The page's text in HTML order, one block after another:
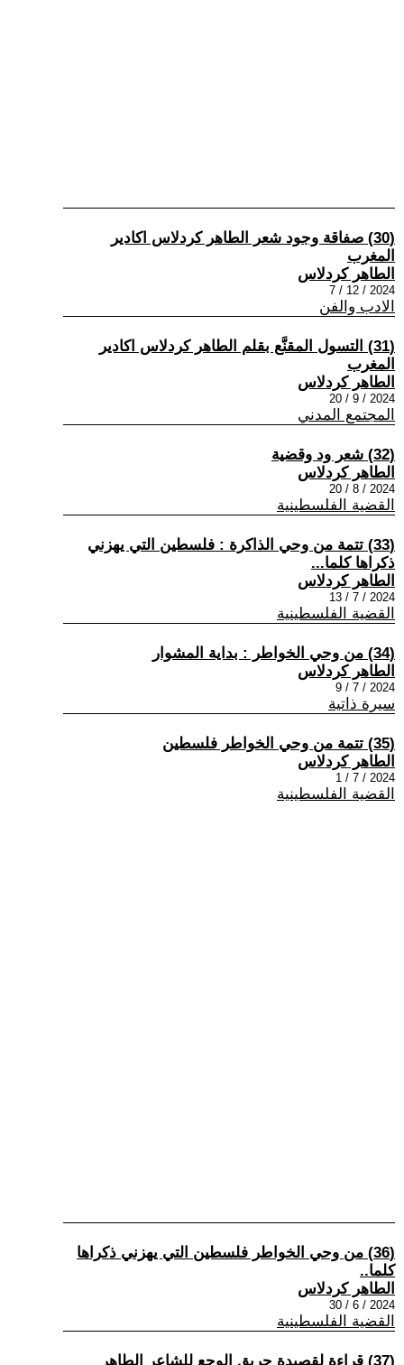
(30) صفاقة وجود شعر الطاهر كردلاس اكادير
المغرب
الطاهر كردلاس
2024 / 12 / 7
الادب والفن
(31) التسول المقنَّع بقلم الطاهر كردلاس اكادير
المغرب
الطاهر كردلاس
2024 / 9 / 20
المجتمع المدني
(32) شعر ود وقضية
الطاهر كردلاس
2024 / 8 / 20
القضية الفلسطينية
(33) تتمة من وحي الذاكرة : فلسطين التي يهزني
ذكراها كلما...
الطاهر كردلاس
2024 / 7 / 13
القضية الفلسطينية
(34) من وحي الخواطر : بداية المشوار
الطاهر كردلاس
2024 / 7 / 9
سيرة ذاتية
(35) تتمة من وحي الخواطر فلسطين
الطاهر كردلاس
2024 / 7 / 1
القضية الفلسطينية
(36) من وحي الخواطر فلسطين التي يهزني ذكراها
كلما..
الطاهر كردلاس
2024 / 6 / 30
القضية الفلسطينية
(37) قراءة لقصيدة حريق الوجع للشاعر الطاهر